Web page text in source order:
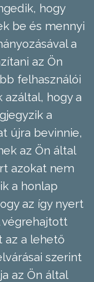
hogy
be és mennyi
a
az Ön
felhasználói
hogy a
a
újra bevinnie,
az Ön által
azokat nem
a honlap
az így nyert
végrehajtott
az a lehető
szerint
az Ön által